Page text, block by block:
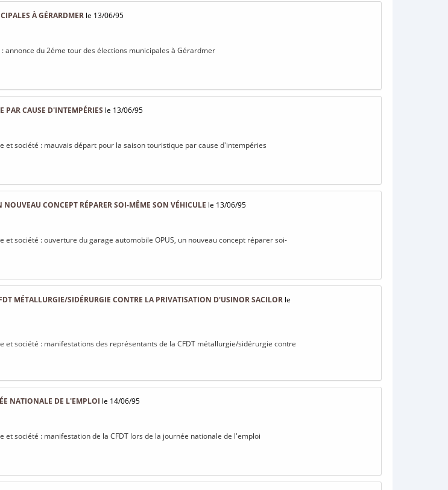
À GÉRARDMER le 13/06/95
annonce du 2éme tour des élections municipales à Gérardmer
PAR CAUSE D'INTEMPÉRIES le 13/06/95
et société : mauvais départ pour la saison touristique par cause d'intempéries
CONCEPT RÉPARER SOI-MÊME SON VÉHICULE le 13/06/95
et société : ouverture du garage automobile OPUS, un nouveau concept réparer soi-
MÉTALLURGIE/SIDÉRURGIE CONTRE LA PRIVATISATION D'USINOR SACILOR le
et société : manifestations des représentants de la CFDT métallurgie/sidérurgie contre
NATIONALE DE L'EMPLOI le 14/06/95
et société : manifestation de la CFDT lors de la journée nationale de l'emploi